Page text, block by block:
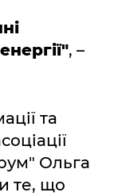
, –
та
Ольга
те, що